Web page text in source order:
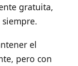
gratuita,
el
pero con